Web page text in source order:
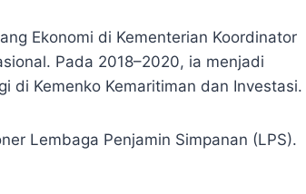
Ekonomi di Kementerian Koordinator
Pada 2018–2020, ia menjadi
di Kemenko Kemaritiman dan Investasi.
Lembaga Penjamin Simpanan (LPS).